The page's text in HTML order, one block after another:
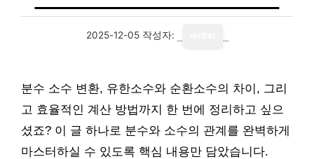
2025-12-05 작성자:
분수 소수 변환, 유한소수와 순환소수의 차이, 그리
고 효율적인 계산 방법까지 한 번에 정리하고 싶으
셨죠? 이 글 하나로 분수와 소수의 관계를 완벽하게
마스터하실 수 있도록 핵심 내용만 담았습니다.